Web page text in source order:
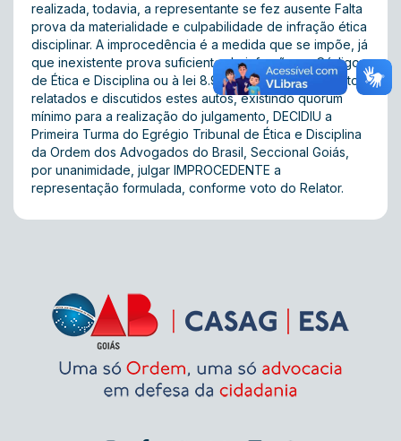
realizada, todavia, a representante se fez ausente Falta
prova da materialidade e culpabilidade de infração ética
disciplinar. A improcedência é a medida que se impõe, já
que inexistente prova suficiente de infração ao Código
de Ética e Disciplina ou à lei 8.906/94. ACÓRDÃO: Vistos,
relatados e discutidos estes autos, existindo quórum
mínimo para a realização do julgamento, DECIDIU a
Primeira Turma do Egrégio Tribunal de Ética e Disciplina
da Ordem dos Advogados do Brasil, Seccional Goiás,
por unanimidade, julgar IMPROCEDENTE a
representação formulada, conforme voto do Relator.